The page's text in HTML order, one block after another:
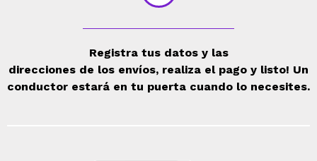
Registra tus datos y las
direcciones de los envíos, realiza el pago y listo! Un
conductor estará en tu puerta cuando lo necesites.